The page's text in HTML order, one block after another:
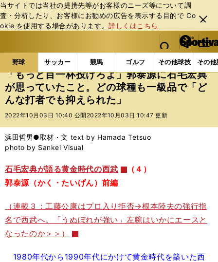
当サイトでは当社の提携先等がお客様のニーズ等について調
査・分析したり、お客様にお勧めの広告を表⽰する⽬的で Co
okie を使⽤する場合があります。詳しくはこちら
閉じ
る
web Sportiva (webスポルティーバ)
検索
マイペ
ー
ジ
メニュ
野球 サッカー 競馬 ゴルフ その他球技 その
b
ス
ポ
ル
テ
ー
バ
野球の記事一覧 プロ野球 「もっと目一杯投げろよ
「もっと目一杯投げろよ」郭泰源に石毛宏典
が思っていたこと。どの球種も一級品で「ど
んな打者でも抑えられた」
2022年10月03日 10:40 公開 2022年10月03日 10:47 更新
浜田哲男●取材・文 text by Hamada Tetsuo
photo by Sankei Visual
石毛宏典が語る黄金時代の西武
（４）
郭泰源（かく・たいげん）前編
（連載３：工藤公康はプロ入り拒否→根本陸夫の強行指
名で西武へ。「うぬぼれが強い」左腕はいかにエースと
なったのか＞＞）
1980年代から1990年代にかけて黄金時代を築いた西